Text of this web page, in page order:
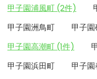
甲子園浦風町 (2件)
甲子園洲鳥町
甲子
甲子園高潮町 (1件)
甲子園浜田町
甲子